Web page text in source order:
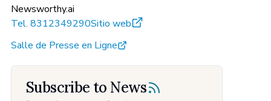
Newsworthy.ai
Tel. 8312349290Sitio web
Salle de Presse en Ligne
Subscribe to News